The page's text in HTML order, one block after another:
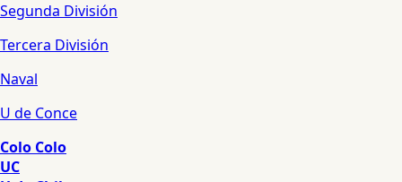
Segunda División
Tercera División
Naval
U de Conce
Colo Colo
UC